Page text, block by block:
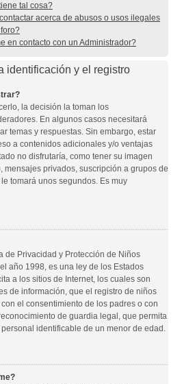
tal cosa?
acerca de abusos o usos ilegales
en contacto con un Administrador?
identificación y el registro
la decisión la toman los
En algunos casos necesitará
temas y respuestas. Sin embargo, estar
a contenidos adicionales y/o ventajas
no disfrutaría, como tener su imagen
mensajes privados, suscripción a grupos de
tomará unos segundos. Es muy
de Privacidad y Protección de Niños
año 1998, es una ley de los Estados
a los sitios de Internet, los cuales son
de información, que el registro de niños
el consentimiento de los padres o con
de guardia legal, que permita
identificable de un menor de edad.